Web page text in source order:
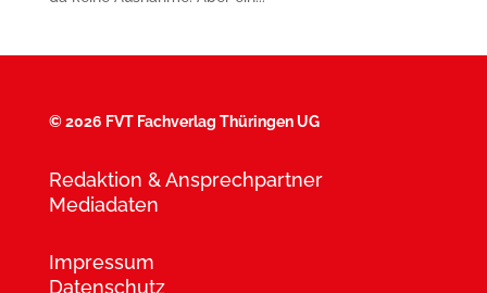
©2026 FVT Fachverlag Thüringen UG
Redaktion & Ansprechpartner
Mediadaten
Impressum
Datenschutz